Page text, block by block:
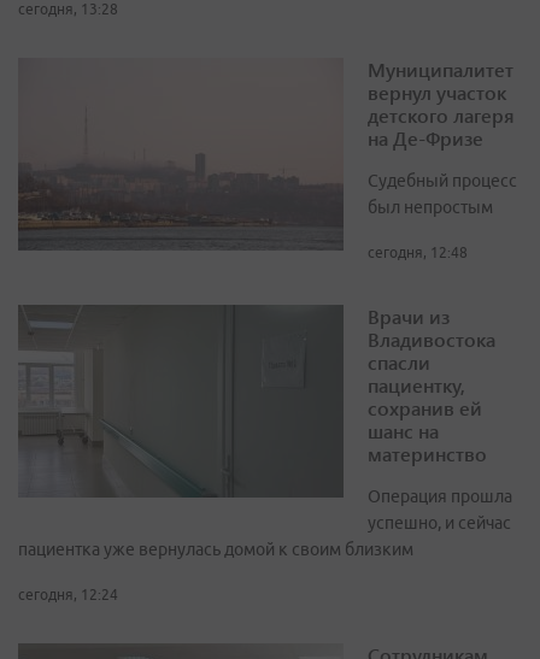
сегодня, 13:28
Муниципалитет
вернул участок
детского лагеря
на Де-Фризе
Судебный процесс
был непростым
сегодня, 12:48
Врачи из
Владивостока
спасли
пациентку,
сохранив ей
шанс на
материнство
Операция прошла
успешно, и сейчас
пациентка уже вернулась домой к своим близким
сегодня, 12:24